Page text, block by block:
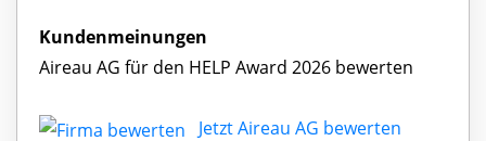
Kundenmeinungen
Aireau AG für den HELP Award 2026 bewerten
Jetzt Aireau AG bewerten